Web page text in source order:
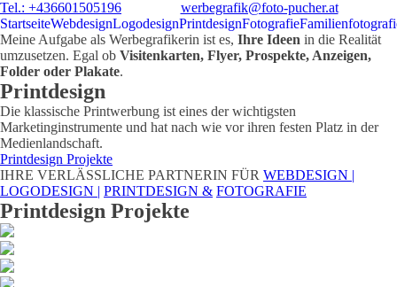
Tel.: +436601505196
werbegrafik@foto-pucher.at
StartseiteWebdesignLogodesignPrintdesignFotografie
Meine Aufgabe als Werbegrafikerin ist es, Ihre Ideen in die Realität
umzusetzen. Egal ob Visitenkarten, Flyer, Prospekte, Anzeigen,
Folder oder Plakate.
Printdesign
Die klassische Printwerbung ist eines der wichtigsten
Marketinginstrumente und hat nach wie vor ihren festen Platz in der
Medienlandschaft.
Printdesign Projekte
IHRE VERLÄSSLICHE PARTNERIN FÜR WEBDESIGN |
LOGODESIGN | PRINTDESIGN & FOTOGRAFIE
Printdesign Projekte